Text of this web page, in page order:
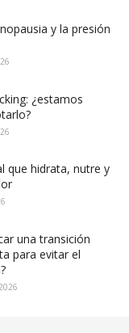
y la presión
¿estamos
que hidrata, nutre y
una transición
para evitar el